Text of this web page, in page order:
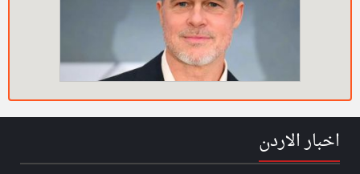
اخبار الاردن